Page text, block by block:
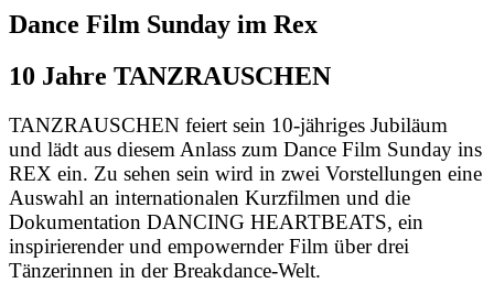
Dance Film Sunday im Rex
10 Jahre TANZRAUSCHEN
TANZRAUSCHEN feiert sein 10-jähriges Jubiläum
und lädt aus diesem Anlass zum Dance Film Sunday ins
REX ein. Zu sehen sein wird in zwei Vorstellungen eine
Auswahl an internationalen Kurzfilmen und die
Dokumentation DANCING HEARTBEATS, ein
inspirierender und empowernder Film über drei
Tänzerinnen in der Breakdance-Welt.